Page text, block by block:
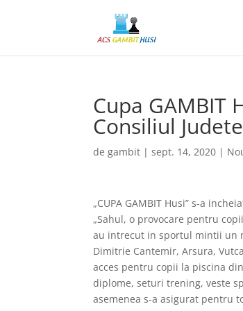
Cupa GAMBIT
Consiliul
degambit |sept. 14, 2020 |
„CUPA GAMBIT Husi” s-a
„Sahul, o provocare pentru
au intrecut in sportul mintii un
Dimitrie Cantemir, Arsura,
acces pentru copii la piscina
diplome, seturi trening, veste
asemenea s-a asigurat pentru